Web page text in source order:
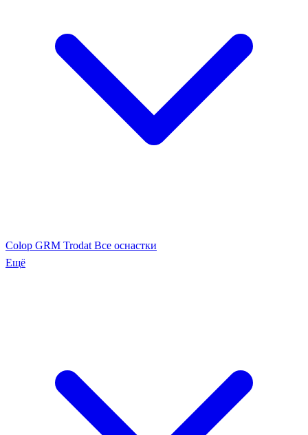
Colop GRM Trodat Все оснастки
Ещё